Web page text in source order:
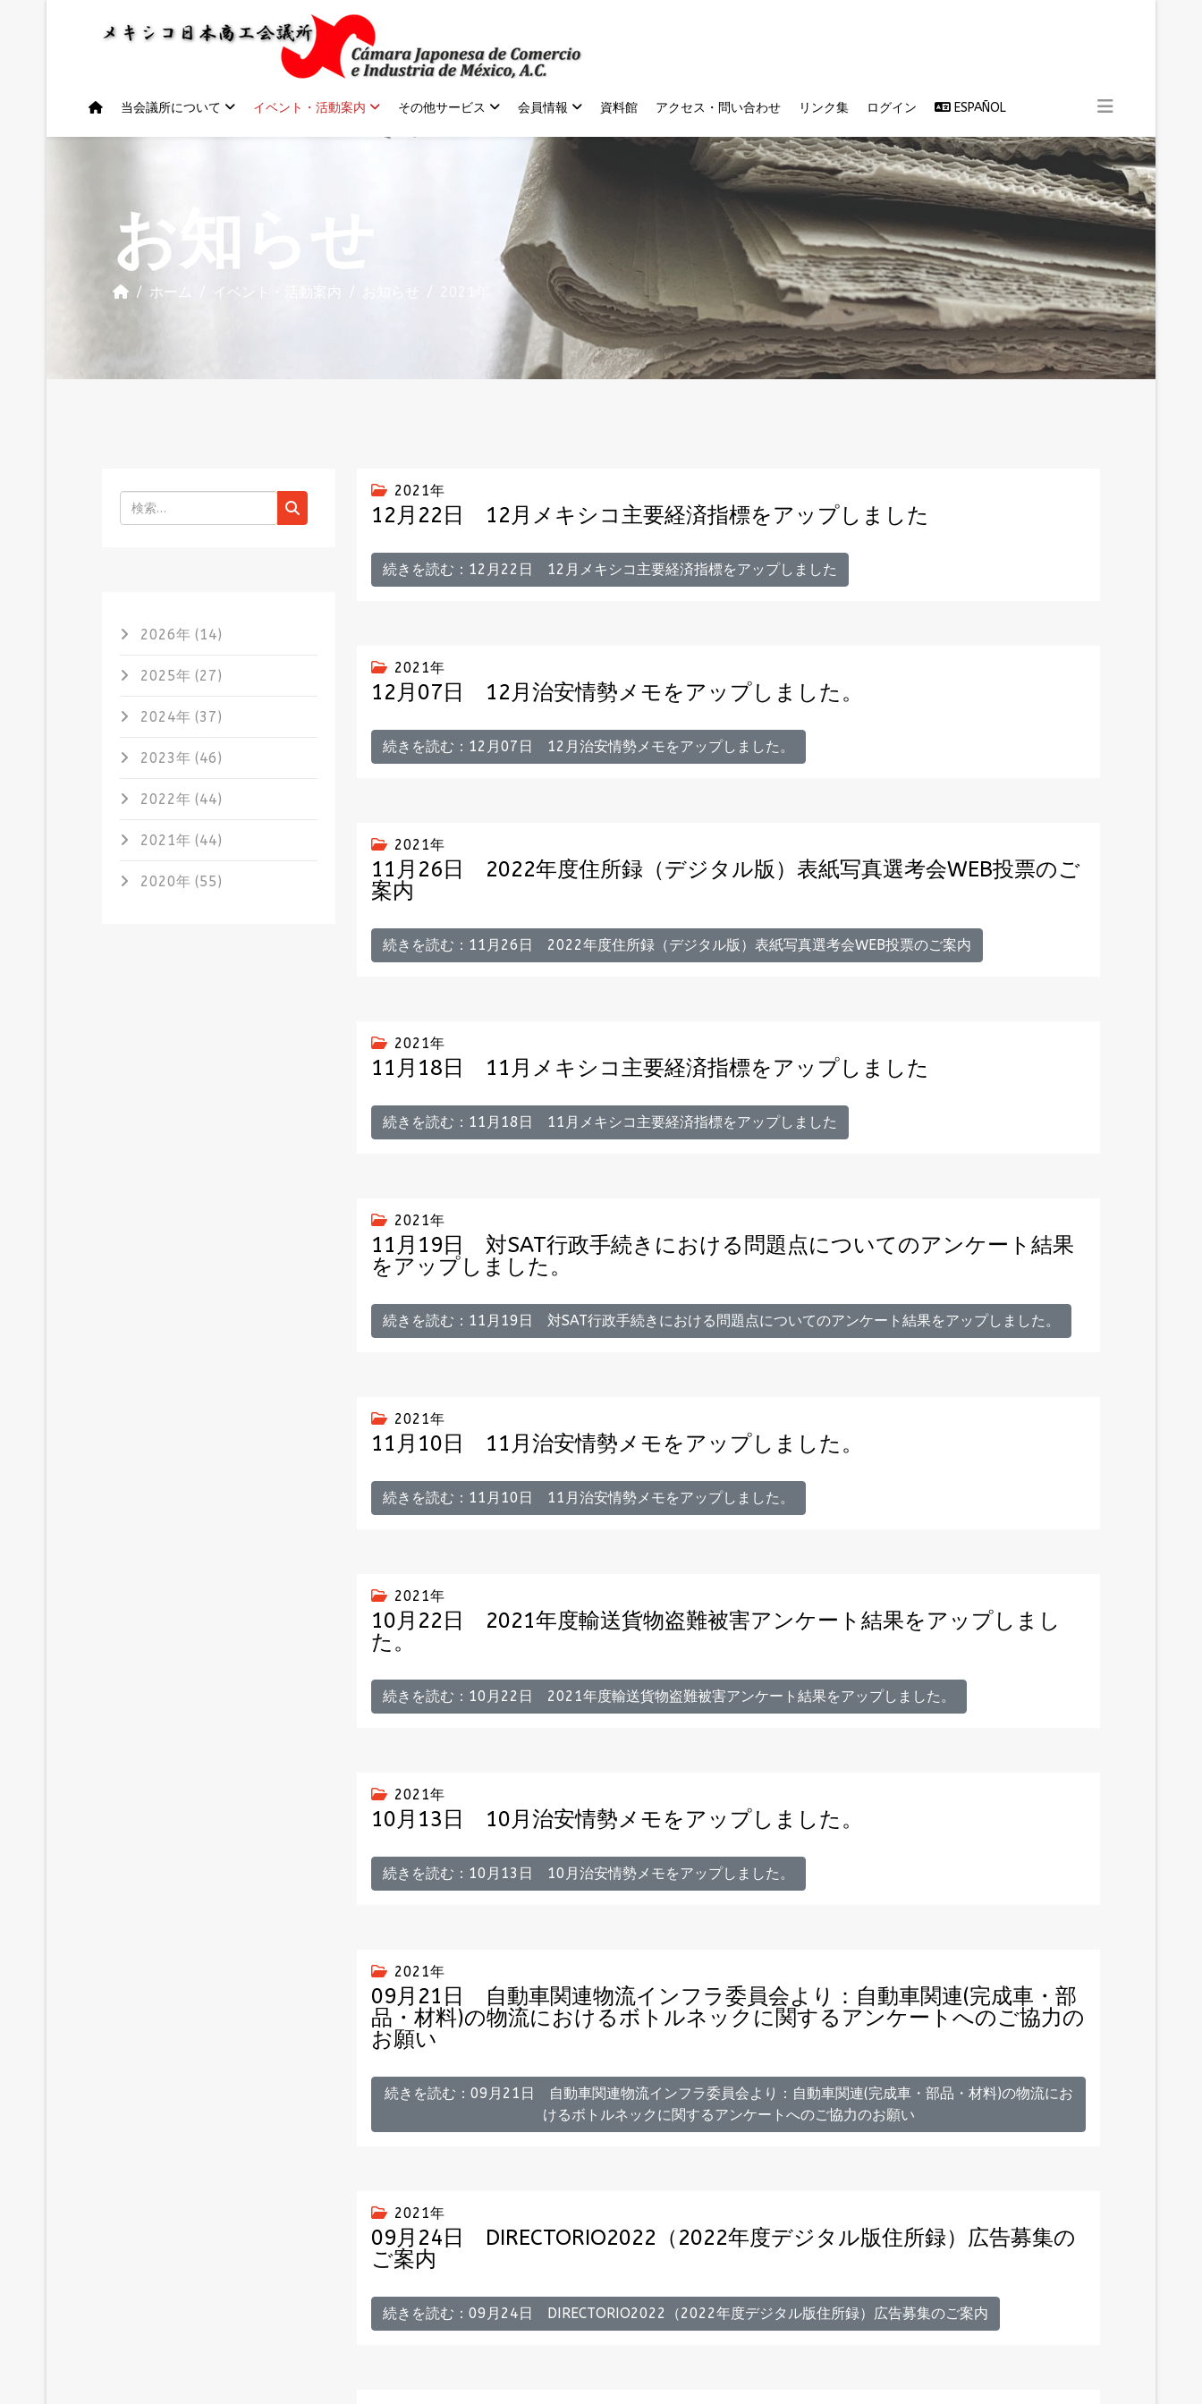
当会議所について イベント・活動案内 その他サービス 会員情報 資料館 アクセス・問い合わせ リンク集 ログイン ESPAÑOL
お知らせ
ホーム イベント・活動案内
検索
2026年 (14)
2025年 (27)
2024年 (37)
2023年 (46)
2022年 (44)
2021年 (44)
2020年 (55)
2021年
12月22日 12月メキシコ主要経済指標をアップしました
続きを読む：12月22日 12月メキシコ主要経済指標をアップしました
2021年
12月07日 12月治安情勢メモをアップしました。
続きを読む：12月07日 12月治安情勢メモをアップしました。
2021年
11月26日 2022年度住所録（デジタル版）表紙写真選考会WEB投票のご
案内
続きを読む：11月26日 2022年度住所録（デジタル版）表紙写真選考会WEB投票のご案内
2021年
11月18日 11月メキシコ主要経済指標をアップしました
続きを読む：11月18日 11月メキシコ主要経済指標をアップしました
2021年
11月19日 対SAT行政手続きにおける問題点についてのアンケート結果
をアップしました。
続きを読む：11月19日 対SAT行政手続きにおける問題点についてのアンケート結果をアップしました。
2021年
11月10日 11月治安情勢メモをアップしました。
続きを読む：11月10日 11月治安情勢メモをアップしました。
2021年
10月22日 2021年度輸送貨物盗難被害アンケート結果をアップしまし
た。
続きを読む：10月22日 2021年度輸送貨物盗難被害アンケート結果をアップしました。
2021年
10月13日 10月治安情勢メモをアップしました。
続きを読む：10月13日 10月治安情勢メモをアップしました。
2021年
09月21日 自動車関連物流インフラ委員会より：自動車関連(完成車・部
品・材料)の物流におけるボトルネックに関するアンケートへのご協力の
お願い
続きを読む：09月21日 自動車関連物流インフラ委員会より：自動車関連(完成車・部品・材料)の物流にお
けるボトルネックに関するアンケートへのご協力のお願い
2021年
09月24日 DIRECTORIO2022（2022年度デジタル版住所録）広告募集の
ご案内
続きを読む：09月24日 DIRECTORIO2022（2022年度デジタル版住所録）広告募集のご案内